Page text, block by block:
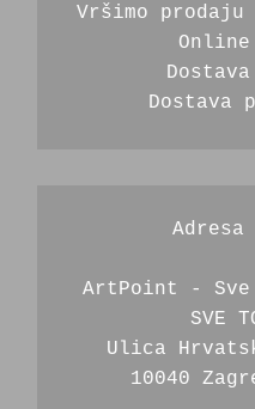
Vršimo
Dostava
Dostava
ArtPoint -
SVE
Ulica
10040